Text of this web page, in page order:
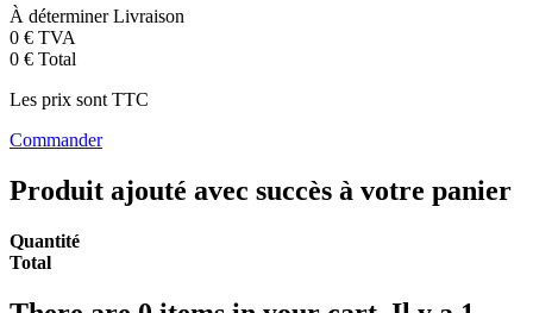
À déterminerLivraison
0 € TVA
0 € Total
Les prix sont TTC
Commander
Produit ajouté avec succès à votre panier
Quantité
Total